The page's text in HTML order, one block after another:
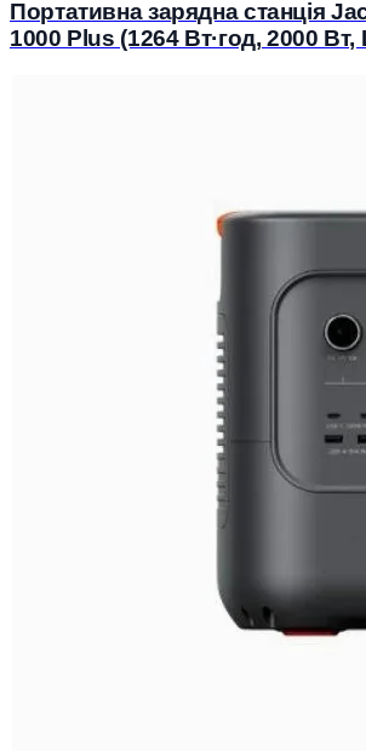
Портативна зарядна станція
1000 Plus (1264 Вт·год, 2000 Вт,